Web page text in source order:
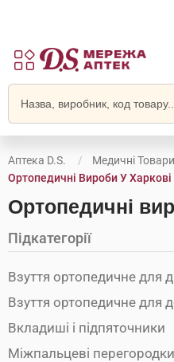
Аптека D.S. Медичні Товари
Ортопедичні Вироби У Харкові
Ортопедичні
Підкатегорії
Взуття ортопедичне для
Взуття ортопедичне для
Вкладиші і підпяточники
Міжпальцеві перегородки